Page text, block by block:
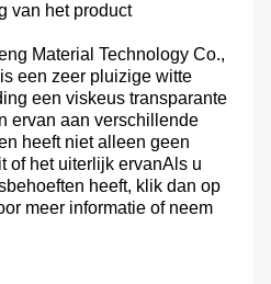
van het product
Material Technology Co.,
een zeer pluizige witte
een viskeus transparante
ervan aan verschillende
heeft niet alleen geen
of het uiterlijk ervanAls u
heeft, klik dan op
meer informatie of neem